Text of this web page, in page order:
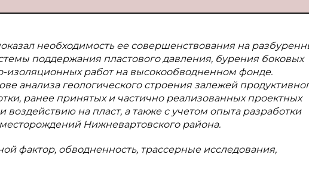
необходимость ее совершенствования на
поддержания пластового давления, бурения боковых
изоляционных работ на высокообводненном фонде.
анализа геологического строения залежей
ранее принятых и частично реализованных проектных
на пласт, а также с учетом опыта разработки
Нижневартовского района.
фактор, обводненность, трассерные исследования,